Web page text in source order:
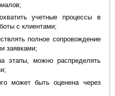
учетные процессы в
с клиентами;
полное сопровождение
заявками;
этапы, можно распределять
может быть оценена через